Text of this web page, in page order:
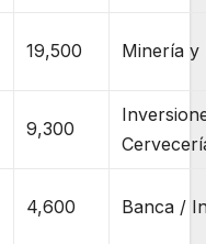
19,500 Minería y
9,300
4,600 Banca /